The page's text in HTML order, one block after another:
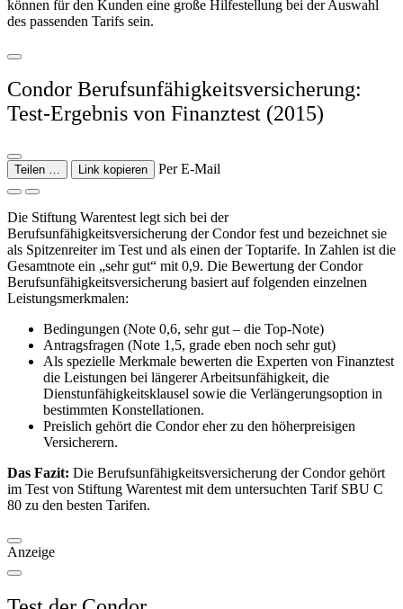
können für den Kunden eine große Hilfestellung bei der Auswahl
des passenden Tarifs sein.
Condor Berufsunfähigkeitsversicherung:
Test-Ergebnis von Finanztest (2015)
Teilen … Link kopieren Per E-Mail
Die Stiftung Warentest legt sich bei der
Berufsunfähigkeitsversicherung der Condor fest und bezeichnet sie
als Spitzenreiter im Test und als einen der Toptarife. In Zahlen ist die
Gesamtnote ein „sehr gut“ mit 0,9. Die Bewertung der Condor
Berufsunfähigkeitsversicherung basiert auf folgenden einzelnen
Leistungsmerkmalen:
Bedingungen (Note 0,6, sehr gut – die Top-Note)
Antragsfragen (Note 1,5, grade eben noch sehr gut)
Als spezielle Merkmale bewerten die Experten von Finanztest
die Leistungen bei längerer Arbeitsunfähigkeit, die
Dienstunfähigkeitsklausel sowie die Verlängerungsoption in
bestimmten Konstellationen.
Preislich gehört die Condor eher zu den höherpreisigen
Versicherern.
Das Fazit: Die Berufsunfähigkeitsversicherung der Condor gehört
im Test von Stiftung Warentest mit dem untersuchten Tarif SBU C
80 zu den besten Tarifen.
Anzeige